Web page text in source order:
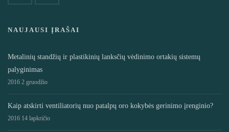
NAUJAUSI ĮRAŠAI
Metalinių standžių ir plastikinių lanksčių vėdinimo ortakių sistemų
palyginimas
2016 2 gruodžio
Kaip atskirti ventiliatorių nuo patalpų oro kokybės gerinimo įrenginio?
2016 14 lapkričio